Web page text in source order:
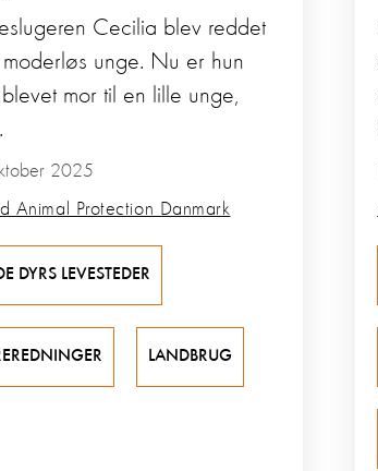
2025
Animal Protection Danmark
Cecilia blev reddet
moderløs unge. Nu er hun
mor til en lille unge,
DYRS LEVESTEDER
LANDBRUG